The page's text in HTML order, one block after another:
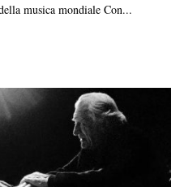
musica mondiale Con...